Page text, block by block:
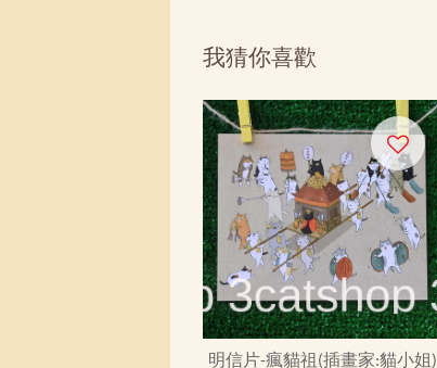
我猜你喜歡
明信片-瘋貓祖(插畫家:貓小姐)